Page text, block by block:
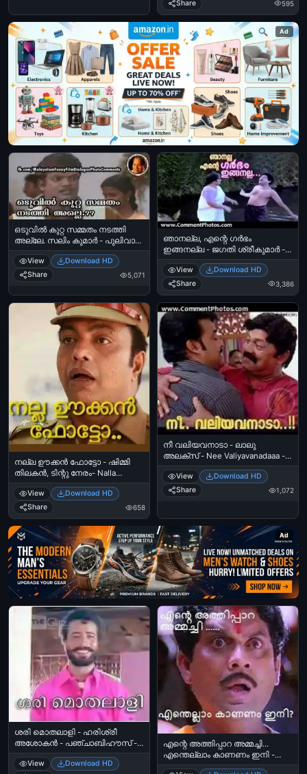
Share
595
Ad
ഒടുവില്‍ കുറ്റ സമ്മതം നടത്തി
അല്ലേ. സലിം കുമാര്‍ - പുലിവാല്‍
കല്യാണം. - Oduvil Kutta
Sammatham Nadathi Alle - Salim
Kumar In Pulival Kalyanam
View
Download HD
Share
5,071
ഞാനല്ല, എന്റെ ഗര്‍ഭം
ഇങ്ങനല്ല - ജഗതി ശ്രീകുമാര്‍ -
Njan Alla. Ente Garbham Inganalla
- Jagathy Sreekumar
View
Download HD
Share
3,386
നല്ല ഊക്കന്‍ ഫോട്ടോ - ഷിമ്മി
തിലകന്‍, ടിന്റു നേരം- Nalla
Ookkan Photo - Shimmi Thilakan
as Tintu In Neram
View
Download HD
Share
658
നീ വലിയവനാടാ - ലാലു
അലക്സ് - Nee Valiyavanadaaa -
Lalu Alex
View
Download HD
Share
1,072
Ad
ശരി മൊതലാളി - ഹരിശ്രീ
അശോകന്‍ - പഞ്ചാബിഹൗസ് -
Harisree Ashokan in Punjabi
House
View
Download HD
എന്റെ അത്തിപ്പാറ അമ്മച്ചി...
എന്തെല്ലാം കാണണം ഇനി -
ജഗതി ശ്രീകുമാര്‍ യോദ്ധ - Ente